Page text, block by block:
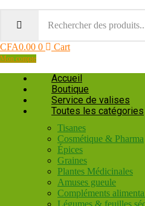
CFA0.00 0 Cart
Mon compte
Accueil
Boutique
Service de valises
Toutes les catégories
Tisanes
Cosmétique & Pharma
Épices
Graines
Plantes Médicinales
Amuses gueule
Compléments
Légumes & feuilles